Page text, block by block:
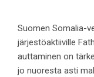
Suomen Somalia-
järjestöaktiiville
auttaminen on
jo nuoresta asti